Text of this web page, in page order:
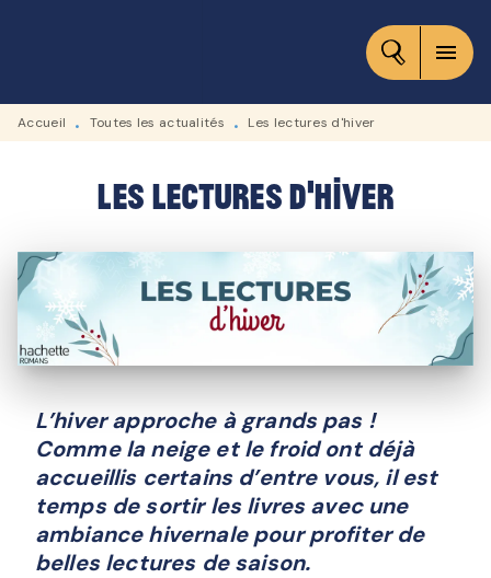
CONTENU
menu
Accueil • Toutes les actualités • Les lectures d'hiver
Les lectures d'hiver
L’hiver approche à grands pas !
Comme la neige et le froid ont déjà
accueillis certains d’entre vous, il est
temps de sortir les livres avec une
ambiance hivernale pour profiter de
belles lectures de saison.